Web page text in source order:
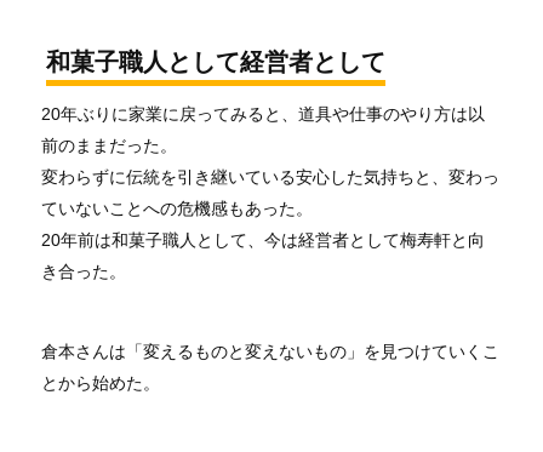
和菓子職人として経営者として
20年ぶりに家業に戻ってみると、道具や仕事のやり方は以
前のままだった。
変わらずに伝統を引き継いている安心した気持ちと、変わっ
ていないことへの危機感もあった。
20年前は和菓子職人として、今は経営者として梅寿軒と向
き合った。
倉本さんは「変えるものと変えないもの」を見つけていくこ
とから始めた。